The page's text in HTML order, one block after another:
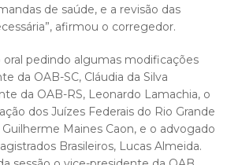
de saúde, e a revisão das
afirmou o corregedor.
oral pedindo algumas modificações
da OAB-SC, Cláudia da Silva
da OAB-RS, Leonardo Lamachia, o
dos Juízes Federais do Rio Grande
Maines Caon, e o advogado
Brasileiros, Lucas Almeida.